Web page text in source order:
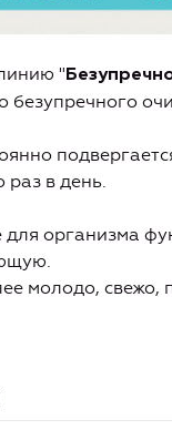
"
безупречного
раз в день.
организма
молодо, свежо,